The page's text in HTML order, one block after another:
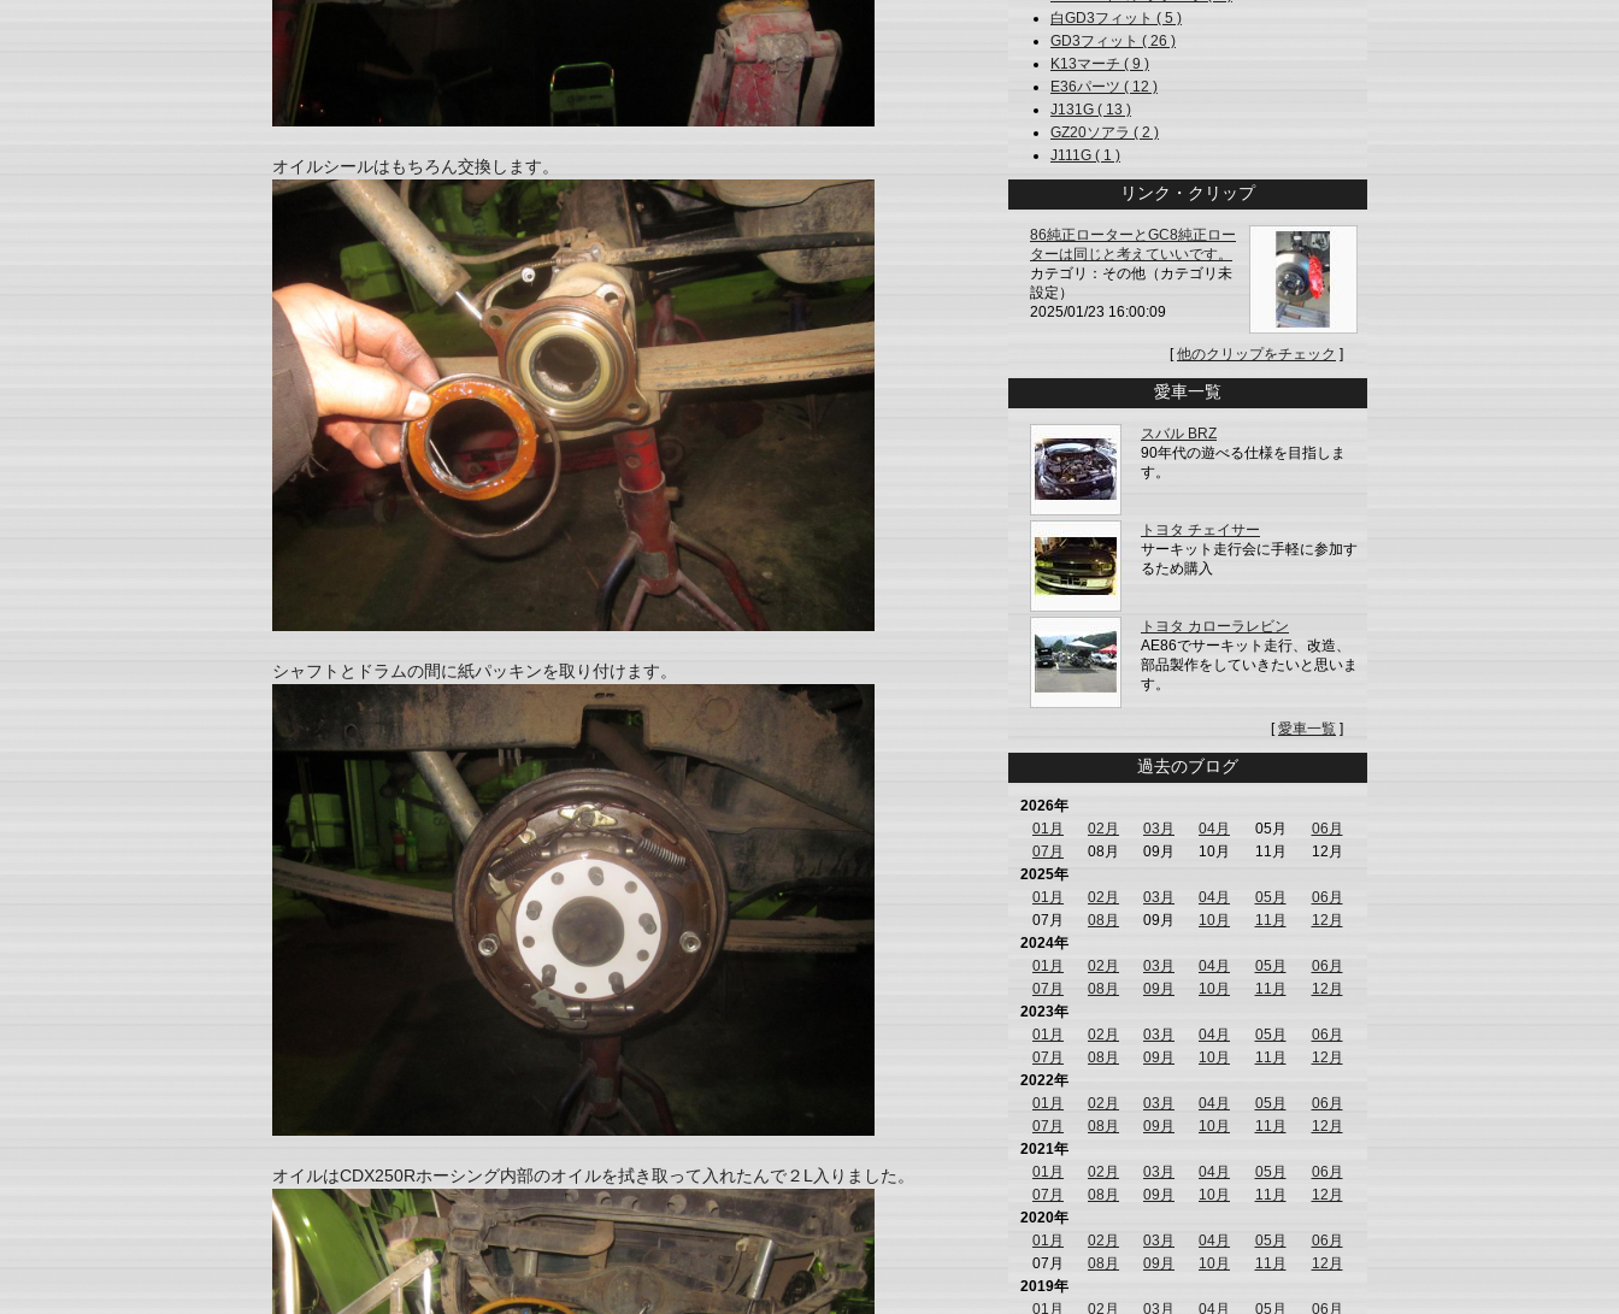
オイルシールはもちろん交換します。
シャフトとドラムの間に紙パッキンを取り付けます。
オイルはCDX250Rホーシング内部のオイルを拭き取って入れたんで２L入りました。
白GD3フィット ( 5 )
GD3フィット ( 26 )
K13マーチ ( 9 )
E36パーツ ( 12 )
J131G ( 13 )
GZ20ソアラ ( 2 )
J111G ( 1 )
リンク・クリップ
86純正ローターとGC8純正ロー
ターは同じと考えていいです。
カテゴリ：その他（カテゴリ未
設定）
2025/01/23 16:00:09
[他のクリップをチェック ]
愛車一覧
スバル BRZ
90年代の遊べる仕様を目指しま
す。
トヨタ チェイサー
サーキット走行会に手軽に参加す
るため購入
トヨタ カローラレビン
AE86でサーキット走行、改造、
部品製作をしていきたいと思いま
す。
[愛車一覧 ]
過去のブログ
2026年
01月
02月 03月 04月 05月
06月
07月
08月 09月 10月 11月
12月
2025年
01月
02月 03月 04月 05月
06月
07月
08月 09月 10月 11月
12月
2024年
01月
02月 03月 04月 05月
06月
07月
08月 09月 10月 11月
12月
2023年
01月
02月 03月 04月 05月
06月
07月
08月 09月 10月 11月
12月
2022年
01月
02月 03月 04月 05月
06月
07月
08月 09月 10月 11月
12月
2021年
01月
02月 03月 04月 05月
06月
07月
08月 09月 10月 11月
12月
2020年
01月
02月 03月 04月 05月
06月
07月
08月 09月 10月 11月
12月
2019年
01月
02月 03月 04月 05月 06月